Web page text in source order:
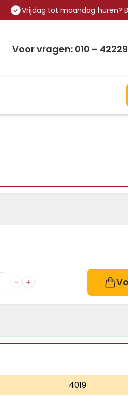
Vrijdag tot maandag huren?
Voor vragen: 010 -
4019